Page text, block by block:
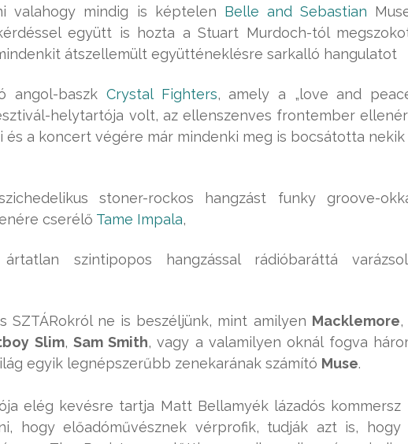
valahogy mindig is képtelen Belle and Sebastian
együtt is hozta a Stuart Murdoch-tól
átszellemült együtténeklésre sarkalló hangulatot
angol-baszk Crystal Fighters, amely a „love and
helytartója volt, az ellenszenves frontember
a koncert végére már mindenki meg is bocsátotta nekik
stoner-rockos hangzást funky groove-
cserélő Tame Impala,
szintipopos hangzással rádióbaráttá
SZTÁRokról ne is beszéljünk, mint amilyen Macklemore,
Slim, Sam Smith, vagy a valamilyen oknál fogva
egyik legnépszerűbb zenekarának számító Muse.
elég kevésre tartja Matt Bellamyék lázadós kommersz
hogy előadóművésznek vérprofik, tudják azt is, hogy